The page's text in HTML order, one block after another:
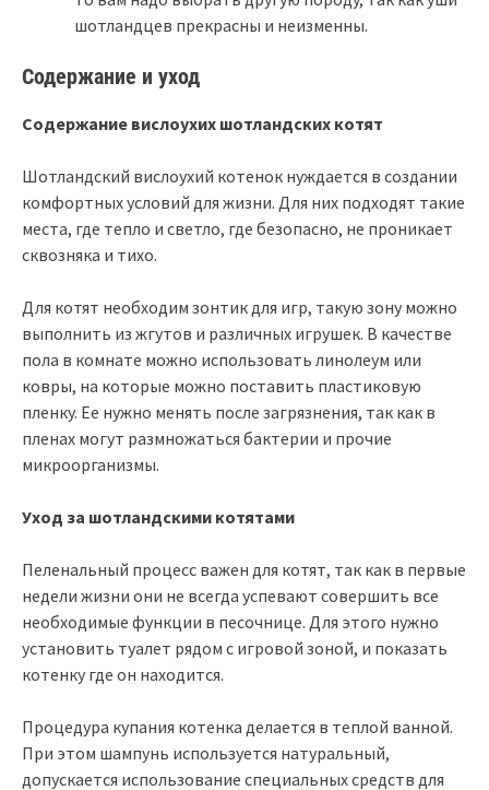
шотландцев прекрасны и неизменны.
Содержание и уход
Содержание вислоухих шотландских котят
Шотландский вислоухий котенок нуждается в создании
комфортных условий для жизни. Для них подходят такие
места, где тепло и светло, где безопасно, не проникает
сквозняка и тихо.
Для котят необходим зонтик для игр, такую зону можно
выполнить из жгутов и различных игрушек. В качестве
пола в комнате можно использовать линолеум или
ковры, на которые можно поставить пластиковую
пленку. Ее нужно менять после загрязнения, так как в
пленах могут размножаться бактерии и прочие
микроорганизмы.
Уход за шотландскими котятами
Пеленальный процесс важен для котят, так как в первые
недели жизни они не всегда успевают совершить все
необходимые функции в песочнице. Для этого нужно
установить туалет рядом с игровой зоной, и показать
котенку где он находится.
Процедура купания котенка делается в теплой ванной.
При этом шампунь используется натуральный,
допускается использование специальных средств для